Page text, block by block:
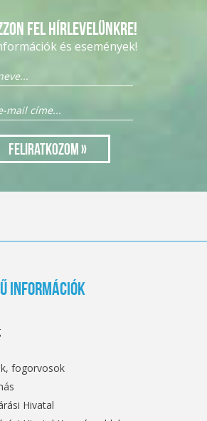
fel hírlevelünkre!
és események!
információk
fogorvosok
Hivatal